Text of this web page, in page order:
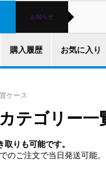
お知らせ
購入履歴 お気に入り
ケース
テゴリー一
取りも可能です。
のご注文で当日発送可能